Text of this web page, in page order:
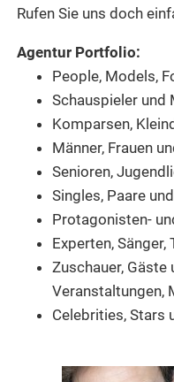
Rufen Sie uns doch
Agentur Portfolio:
People, Models,
Schauspieler und
Komparsen,
Männer, Frauen
Senioren,
Singles, Paare
Protagonisten-
Experten, Sänger,
Zuschauer, Gäste
Veranstaltungen,
Celebrities, Stars